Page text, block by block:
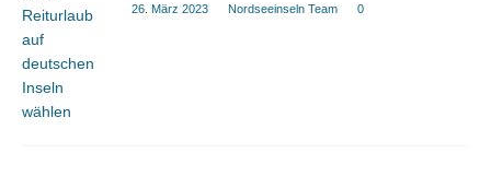
26. März 2023 Nordseeinseln Team 0